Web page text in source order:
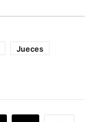
Jueces